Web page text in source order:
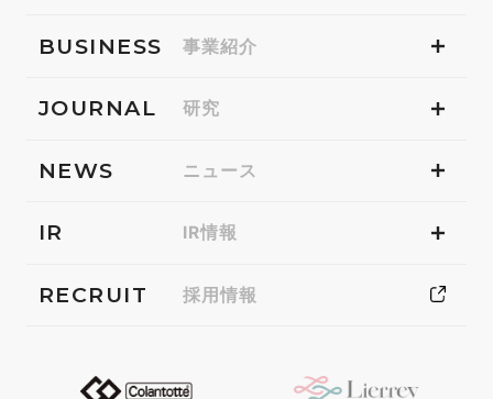
BUSINESS 事業紹介
JOURNAL 研究
NEWS ニュース
IR IR情報
RECRUIT 採用情報